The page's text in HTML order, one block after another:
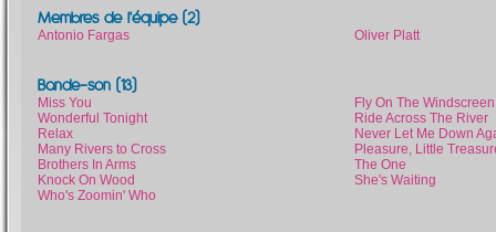
Membres de l'équipe (2)
Antonio Fargas Oliver Platt
Bande-son (13)
Miss You
Wonderful Tonight
Relax
Many Rivers to Cross
Brothers In Arms
Knock On Wood
Who's Zoomin' Who
Fly On The Windscreen
Ride Across The River
Never Let Me Down
Pleasure, Little
The One
She's Waiting